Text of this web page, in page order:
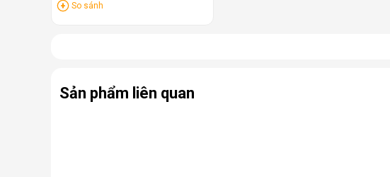
So sánh
Sản phẩm liên quan